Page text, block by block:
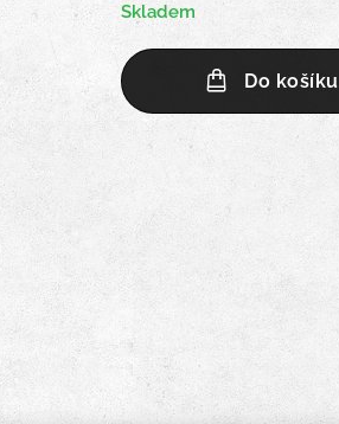
Skladem
Do košíku